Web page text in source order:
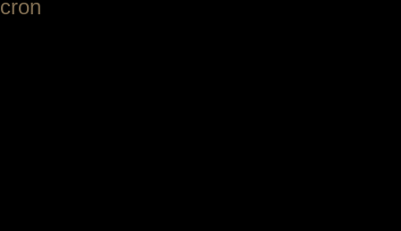
charge le format iCal.